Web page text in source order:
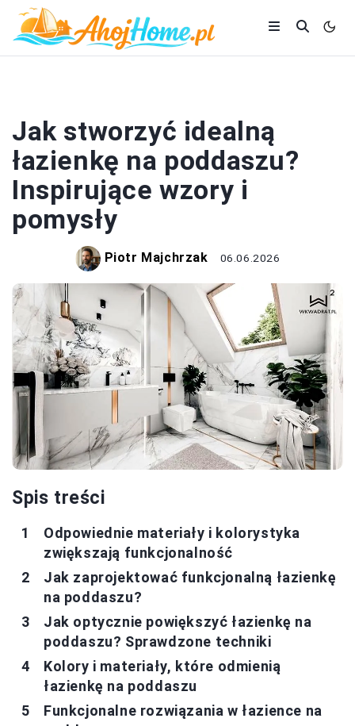
Jak stworzyć idealną
łazienkę na poddaszu?
Inspirujące wzory i
pomysły
Piotr Majchrzak 06.06.2026
Spis treści
Odpowiednie materiały i kolorystyka
zwiększają funkcjonalność
Jak zaprojektować funkcjonalną łazienkę
na poddaszu?
Jak optycznie powiększyć łazienkę na
poddaszu? Sprawdzone techniki
Kolory i materiały, które odmienią
łazienkę na poddaszu
Funkcjonalne rozwiązania w łazience na